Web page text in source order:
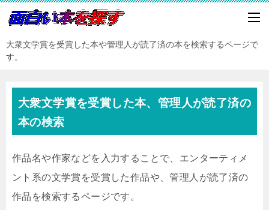
大衆文学賞を受賞した本や管理人が読了済の本を検索するページで
す。
大衆文学賞を受賞した本、管理人が読了済の
本の検索
作品名や作家などを入力することで、エンターティメ
ント系の文学賞を受賞した作品や、管理人が読了済の
作品を検索するページです。